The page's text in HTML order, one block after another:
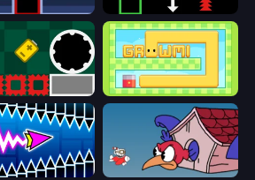
Jumper Plactions
Hover Growmi
Wave Dash: Geometry Arrow Cuphead